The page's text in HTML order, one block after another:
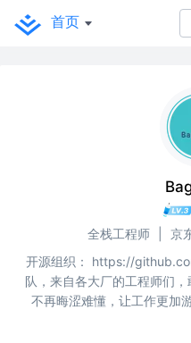
首页
全栈工程师
开源组织： https://
队，来自各大厂的工程师们
不再晦涩难懂，让工作更加